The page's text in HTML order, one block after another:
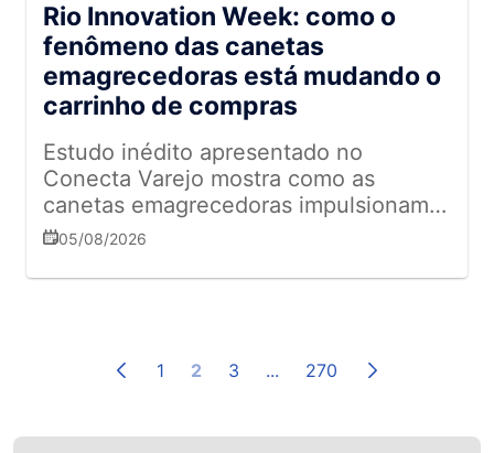
Rio Innovation Week: como o
fenômeno das canetas
emagrecedoras está mudando o
carrinho de compras
Estudo inédito apresentado no
Conecta Varejo mostra como as
canetas emagrecedoras impulsionam
novas categorias, reduzem o consumo
oportunidades para os supermercados
05/08/2026
1 2 3 ... 270